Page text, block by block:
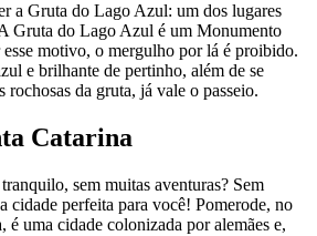
a Gruta do Lago Azul: um dos lugares
Gruta do Lago Azul é um Monumento
motivo, o mergulho por lá é proibido.
e brilhante de pertinho, além de se
rochosas da gruta, já vale o passeio.
Catarina
sem muitas aventuras? Sem
cidade perfeita para você! Pomerode, no
é uma cidade colonizada por alemães e,